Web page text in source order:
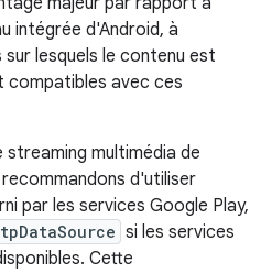
intégrée d'Android, à
lesquels le contenu est
compatibles avec ces
streaming multimédia de
d'utiliser
par les services Google Play,
si les services
Cette